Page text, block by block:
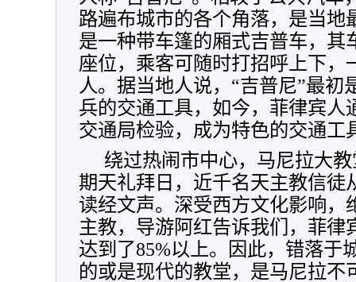
路遍布城市的各个角落，是当地
是一种带车篷的厢式吉普车，其
座位，乘客可随时打招呼上下，
人。据当地人说，“吉普尼”最初
兵的交通工具，如今，菲律宾人
交通局检验，成为特色的交通工
绕过热闹市中心，马尼拉大
期天礼拜日，近千名天主教信徒
读经文声。深受西方文化影响，
主教，导游阿红告诉我们，菲律
达到了85%以上。因此，错落于
的或是现代的教堂，是马尼拉不